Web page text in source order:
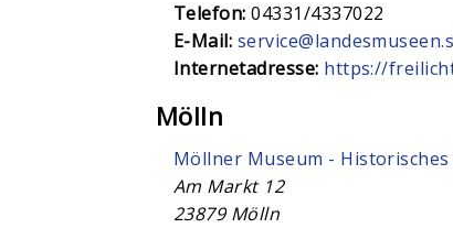
Telefon:04331/4337022
E-Mail:
Internetadresse: https://
Mölln
Möllner Museum - Historisches
Am Markt 12
23879 Mölln